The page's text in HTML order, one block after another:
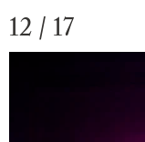
12 / 17